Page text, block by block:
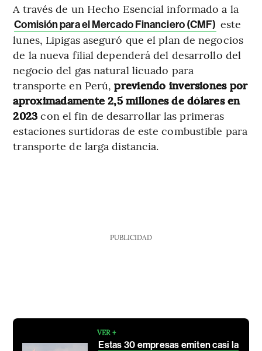
A través de un Hecho Esencial informado a la
Comisión para el Mercado Financiero (CMF) este
lunes, Lipigas aseguró que el plan de negocios
de la nueva filial dependerá del desarrollo del
negocio del gas natural licuado para
transporte en Perú,previendo inversiones por
aproximadamente 2,5 millones de dólares en
2023 con el fin de desarrollar las primeras
estaciones surtidoras de este combustible para
transporte de larga distancia.
PUBLICIDAD
VER +
Estas 30 empresas emiten casi la